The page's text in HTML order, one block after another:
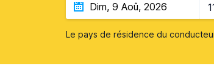
Le pays de résidence du